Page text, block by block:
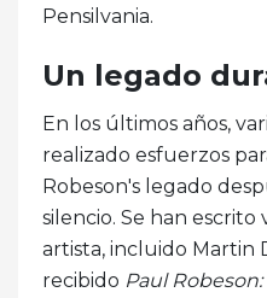
Pensilvania.
Un legado
En los últimos años,
realizado esfuerzos
Robeson's legado
silencio. Se han escrito
artista, incluido Martin
recibido Paul